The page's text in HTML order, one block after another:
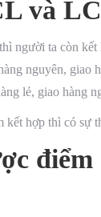
và
người ta còn
nguyên, giao
lẻ, giao hàng
kết hợp thì có sự